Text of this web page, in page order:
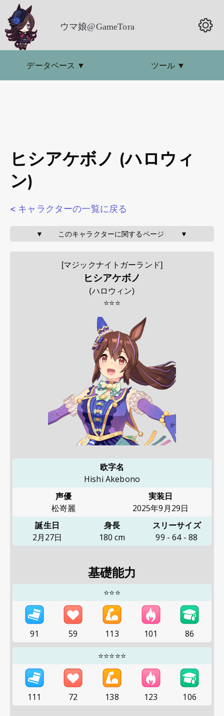
ウマ娘@GameTora
データベース ▼ ツール ▼
ヒシアケボノ (ハロウィ
ン)
< キャラクターの一覧に戻る
▼       このキャラクターに関するページ        ▼
[マジックナイトガーランド]
ヒシアケボノ
(ハロウィン)
⭐⭐⭐
欧字名
Hishi Akebono
声優
松嵜麗
実装日
2025年9月29日
誕生日
2月27日
身長
180 cm
スリーサイズ
99 -64- 88
基礎能力
⭐⭐⭐
91 59 113 101
86
⭐⭐⭐⭐⭐
111 72 138 123 106